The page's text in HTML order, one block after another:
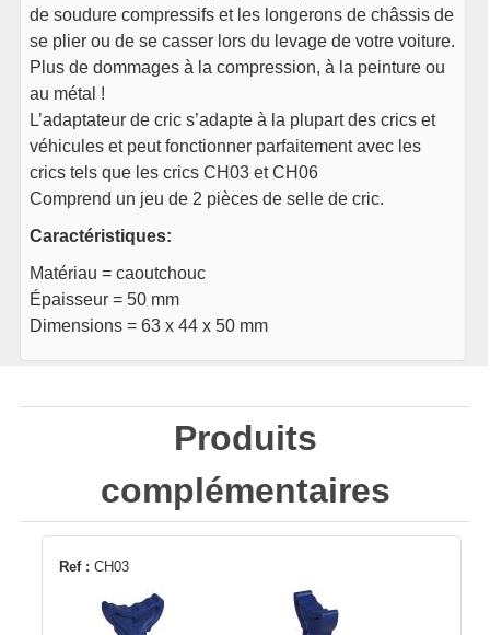
de soudure compressifs et les longerons de châssis de
se plier ou de se casser lors du levage de votre voiture.
Plus de dommages à la compression, à la peinture ou
au métal !
L’adaptateur de cric s’adapte à la plupart des crics et
véhicules et peut fonctionner parfaitement avec les
crics tels que les crics CH03 et CH06
Comprend un jeu de 2 pièces de selle de cric.
Caractéristiques:
Matériau = caoutchouc
Épaisseur = 50 mm
Dimensions = 63 x 44 x 50 mm
Produits
complémentaires
Ref : CH03